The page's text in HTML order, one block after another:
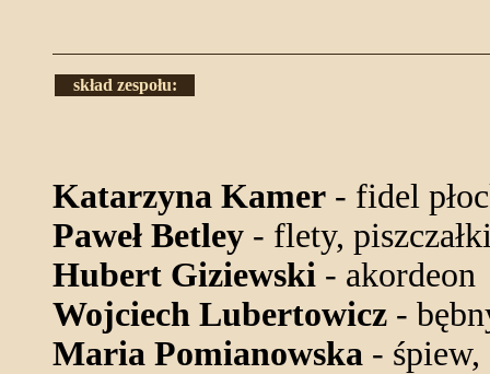
skład zespołu:
Katarzyna Kamer - fidel
Paweł Betley - flety,
Hubert Giziewski - akordeon
Wojciech Lubertowicz -
Maria Pomianowska - śpiew,